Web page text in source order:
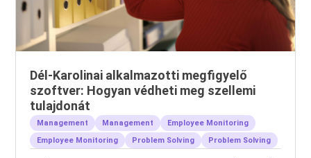
Dél-Karolinai alkalmazotti megfigyelő
szoftver: Hogyan védheti meg szellemi
tulajdonát
Management Management
Employee Monitoring
Employee Monitoring
Problem Solving Problem Solving